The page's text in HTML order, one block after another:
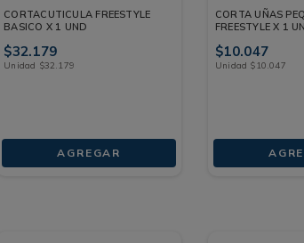
CORTACUTICULA FREESTYLE
BASICO X 1 UND
$32.179
Unidad $32 179
AGREGAR
CORTA UÑAS
FREESTYLE X 1
$10.047
Unidad $10 .047